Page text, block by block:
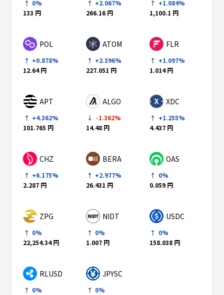
0%
133 円
+2.067%
266.16 円
+1.084%
1,100.1 円
POL
+0.878%
12.64 円
ATOM
+2.396%
227.051 円
FLR
+1.097%
1.014 円
APT
+4.362%
101.765 円
ALGO
-1.362%
14.48 円
XDC
+1.255%
4.437 円
CHZ
+6.175%
2.287 円
BERA
+2.977%
26.431 円
OAS
0%
0.059 円
ZPG
0%
22,254.34 円
NIDT
0%
1.007 円
USDC
0%
158.038 円
RLUSD
0%
JPYSC
0%